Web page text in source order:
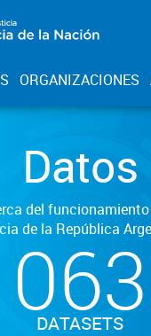
ORGANIZACIONES
Datos
del
de la República
063
DATASETS